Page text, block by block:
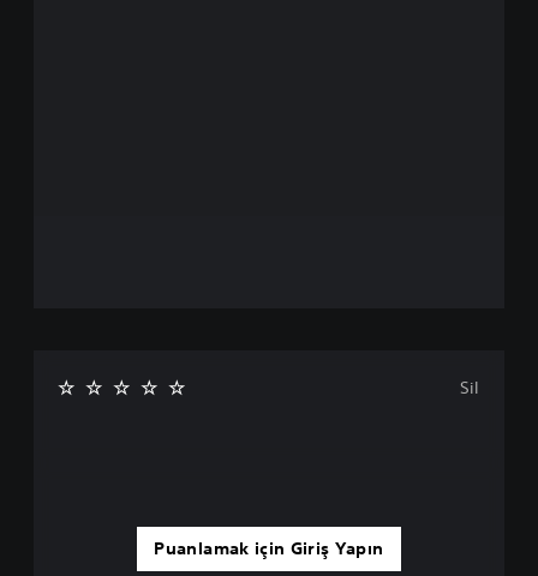
Puanlamak için Giriş Yapın
Sil